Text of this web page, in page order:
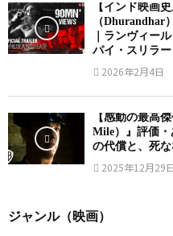
【インド映画
（Dhurandhar
｜ランヴィー
パイ・スリラー
2026年2月4日
【感動の最高
Mile）』評価・
の代償と、死
2025年12月29日
ジャンル（映画）